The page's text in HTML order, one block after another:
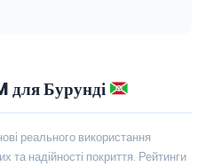
для Бурунді
реального використання
та надійності покриття. Рейтинги